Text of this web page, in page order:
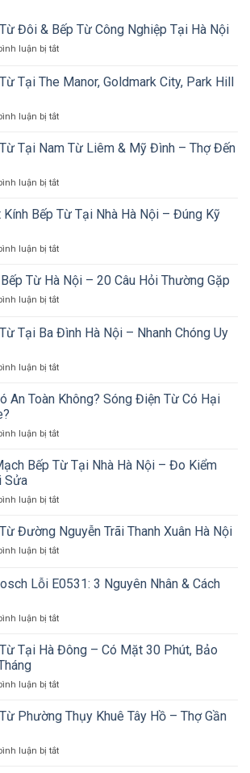
Đôi & Bếp Từ Công Nghiệp Tại Hà Nội
luận bị tắtở
Bếp
Từ
&
Từ
Tại
Nội
Tại The Manor, Goldmark City, Park Hill
luận bị tắtở
Bếp
The
Goldmark
Hill
Nội
Tại Nam Từ Liêm & Mỹ Đình – Thợ Đến
luận bị tắtở
Bếp
Nam
Liêm
Mỹ
–
Nhanh
Kính Bếp Từ Tại Nhà Hà Nội – Đúng Kỹ
luận bị tắtở
Mặt
Kính
Bếp
Tại
Nội
Đúng
Từ Hà Nội – 20 Câu Hỏi Thường Gặp
luận bị tắtở
Sửa
Bếp
Hà
–
Hỏi
Gặp
Tại Ba Đình Hà Nội – Nhanh Chóng Uy
luận bị tắtở
Bếp
Ba
Hà
Nhanh
Uy
An Toàn Không? Sóng Điện Từ Có Hại
luận bị tắtở
Từ
Toàn
Sóng
Từ
Hại
Bếp Từ Tại Nhà Hà Nội – Đo Kiểm
Sửa
luận bị tắtở
Bo
Mạch
Bếp
Tại
Nội
Đo
Khi
Đường Nguyễn Trãi Thanh Xuân Hà Nội
luận bị tắtở
Bếp
Từ
Nguyễn
Thanh
Nội
Lỗi E0531: 3 Nguyên Nhân & Cách
luận bị tắtở
Từ
Bosch
E0531:
Nguyên
Cách
Tại Hà Đông – Có Mặt 30 Phút, Bảo
luận bị tắtở
Bếp
Từ
Hà
Phường Thụy Khuê Tây Hồ – Thợ Gần
luận bị tắtở